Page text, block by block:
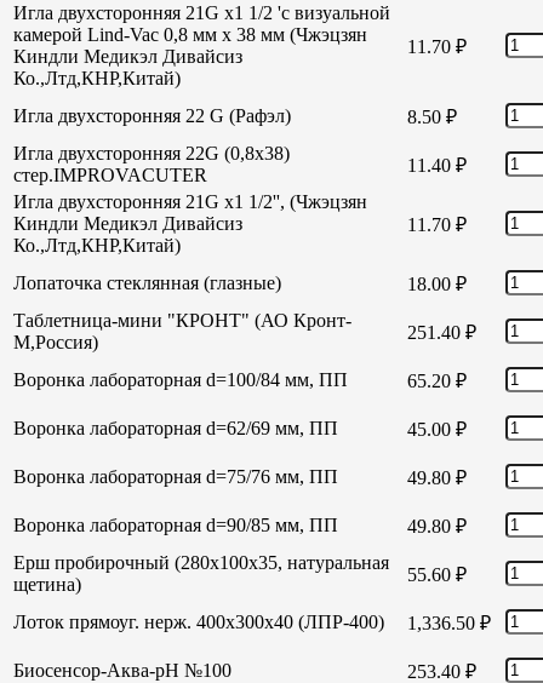
Игла двухсторонняя 21G х1 1/2 'с визуальной
камерой Lind-Vac 0,8 мм х 38 мм (Чжэцзян
Киндли Медикэл Дивайсиз
Ко.,Лтд,КНР,Китай)
11.70 ₽
Игла двухсторонняя 22 G (Рафэл) 8.50 ₽
Игла двухсторонняя 22G (0,8х38)
стер.IMPROVACUTER
11.40 ₽
Игла двухсторонняя 21G х1 1/2'', (Чжэцзян
Киндли Медикэл Дивайсиз
Ко.,Лтд,КНР,Китай)
11.70 ₽
Лопаточка стеклянная (глазные) 18.00 ₽
Таблетница-мини "КРОНТ" (АО Кронт-
М,Россия)
251.40 ₽
Воронка лабораторная d=100/84 мм, ПП 65.20 ₽
Воронка лабораторная d=62/69 мм, ПП 45.00 ₽
Воронка лабораторная d=75/76 мм, ПП 49.80 ₽
Воронка лабораторная d=90/85 мм, ПП 49.80 ₽
Ерш пробирочный (280х100х35, натуральная
щетина)
55.60 ₽
Лоток прямоуг. нерж. 400х300х40 (ЛПР-400) 1,336.50 ₽
Биосенсор-Аква-рН №100 253.40 ₽